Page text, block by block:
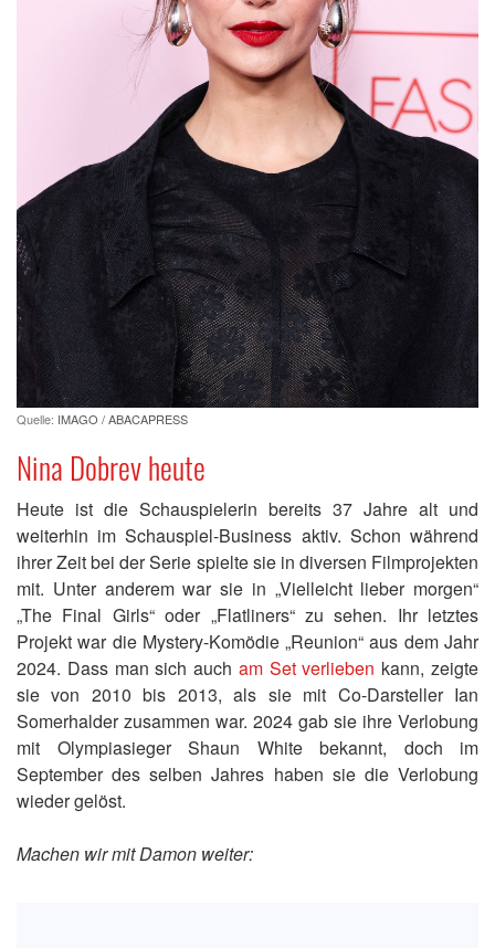
Quelle: IMAGO / ABACAPRESS
Nina Dobrev heute
Heute ist die Schauspielerin bereits 37 Jahre alt und
weiterhin im Schauspiel-Business aktiv. Schon während
ihrer Zeit bei der Serie spielte sie in diversen Filmprojekten
mit. Unter anderem war sie in „Vielleicht lieber morgen“
„The Final Girls“ oder „Flatliners“ zu sehen. Ihr letztes
Projekt war die Mystery-Komödie „Reunion“ aus dem Jahr
2024. Dass man sich auch am Set verlieben kann, zeigte
sie von 2010 bis 2013, als sie mit Co-Darsteller Ian
Somerhalder zusammen war. 2024 gab sie ihre Verlobung
mit Olympiasieger Shaun White bekannt, doch im
September des selben Jahres haben sie die Verlobung
wieder gelöst.
Machen wir mit Damon weiter: